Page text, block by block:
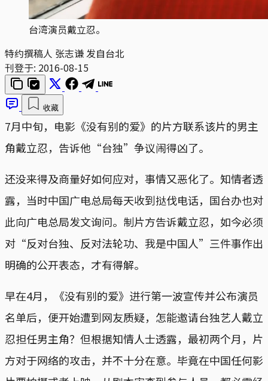
台湾演员戴立忍。
特约撰稿人 张志谦 发自台北
刊登于: 2016-08-15
收藏
7月中旬，电影《没有别的爱》的片方联系该片的男主
角戴立忍，告诉他“台独”争议闹得凶了。
还没来得及商量好如何应对，事情又恶化了。知情者透
露，当时中国广电总局每天收到挞伐电话，国台办也对
此向广电总局发文询问。制片方告诉戴立忍，如今必须
对“反对台独、反对法轮功、我是中国人”三件事作出
明确的公开表态，才有得解。
早在4月，《没有别的爱》进行第一波宣传并公布演员
名单后，便开始遭到网友质疑，怎能邀请台独艺人戴立
忍担任男主角？但根据知情人士透露，最初两个月，片
方对于网络的攻击，并不十分在意。毕竟在中国任何影